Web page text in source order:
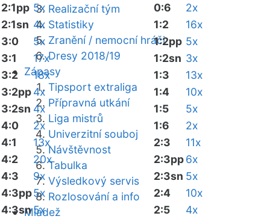
Realizační tým
Statistiky
Zranění / nemocní hráči
Dresy 2018/19
Zápasy
Tipsport extraliga
Přípravná utkání
Liga mistrů
Univerzitní souboj
Návštěvnost
Tabulka
Výsledkový servis
Rozlosování a info
Mládež
2:1pp 5x
2:1sn 4x
3:0
5x
3:1
17x
3:2
18x
3:2pp4x
3:2sn 4x
4:0
2x
4:1
13x
4:2
20x
4:3
9x
4:3pp5x
4:3sn5x
0:6
2x
1:2
16x
1:2pp 5x
1:2sn 3x
1:3
13x
1:4
10x
1:5
5x
1:6
2x
2:3
11x
2:3pp6x
2:3sn 5x
2:4
10x
2:5
4x